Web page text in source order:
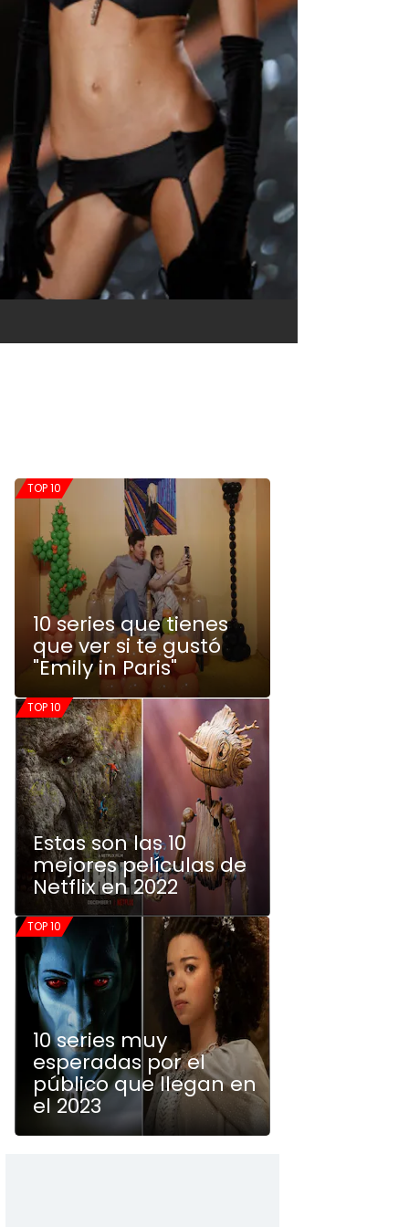
TOP 10
10 series que tienes
que ver si te gustó
"Emily in Paris"
TOP 10
Estas son las 10
mejores películas de
Netflix en 2022
TOP 10
10 series muy
esperadas por el
público que llegan en
el 2023